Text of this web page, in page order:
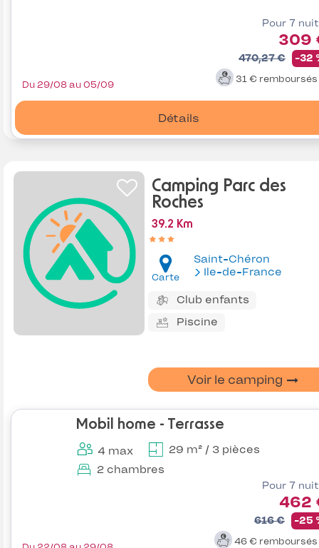
Pour 7
309
470,27 € -32
31 € remboursés
Détails
Du 29/08 au 05/09
Camping Parc des
Roches
39.2 Km
Carte
Saint-Chéron
Ile-de-France
Club enfants
Piscine
Voir le camping
Mobil home - Terrasse
4 max
29 m² / 3 pièces
2 chambres
Pour 7
462
616 € -25
46 € remboursés